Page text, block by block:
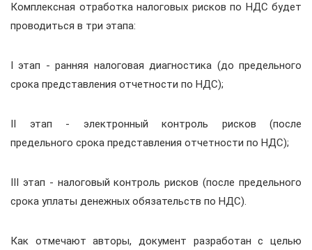
Комплексная отработка налоговых рисков по НДС будет
проводиться в три этапа:
I этап - ранняя налоговая диагностика (до предельного
срока представления отчетности по НДС);
II этап - электронный контроль рисков (после
предельного срока представления отчетности по НДС);
III этап - налоговый контроль рисков (после предельного
срока уплаты денежных обязательств по НДС).
Как отмечают авторы, документ разработан с целью